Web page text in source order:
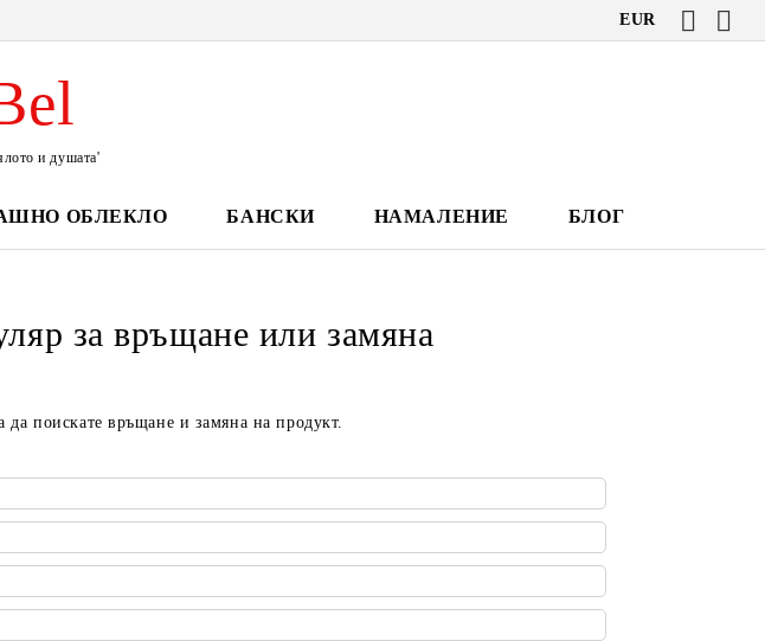
EUR
и душата'
ОБЛЕКЛО БАНСКИ НАМАЛЕНИЕ БЛОГ
за връщане или замяна
поискате връщане и замяна на продукт.